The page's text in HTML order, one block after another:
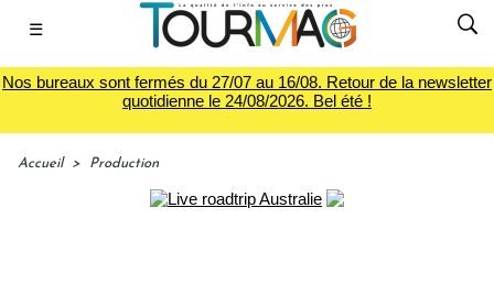
☰
Nos bureaux sont fermés du 27/07 au 16/08. Retour de la newsletter
quotidienne le 24/08/2026. Bel été !
Accueil > Production